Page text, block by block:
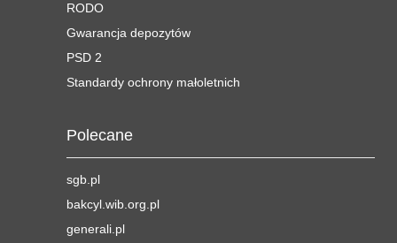
RODO
Gwarancja depozytów
PSD 2
Standardy ochrony małoletnich
Polecane
sgb.pl
bakcyl.wib.org.pl
generali.pl